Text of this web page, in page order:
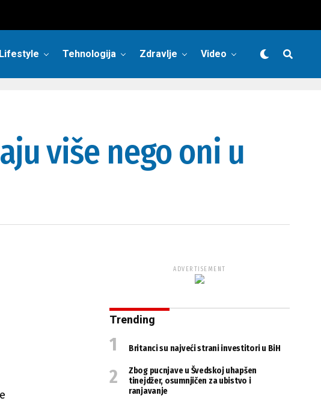
Lifestyle Tehnologija Zdravlje Video
više nego oni u
ADVERTISEMENT
Trending
Britanci su najveći strani investitori u BiH
Zbog pucnjave u Švedskoj uhapšen
tinejdžer, osumnjičen za ubistvo i
ranjavanje